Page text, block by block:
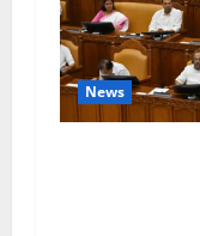
News